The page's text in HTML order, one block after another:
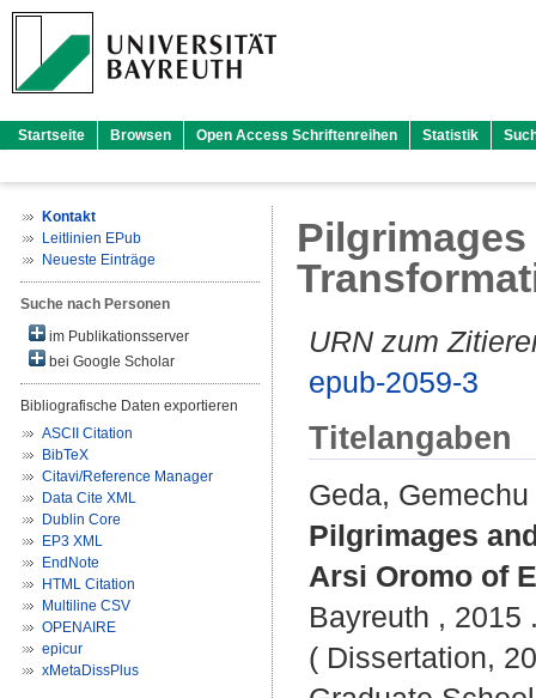
Startseite Browsen Open Access Schriftenreihen Statistik
Kontakt
Leitlinien EPub
Neueste Einträge
Suche nach Personen
im Publikationsserver
bei Google Scholar
Bibliografische Daten exportieren
ASCII Citation
BibTeX
Citavi/Reference Manager
Data Cite XML
Dublin Core
EP3 XML
EndNote
HTML Citation
Multiline CSV
OPENAIRE
epicur
xMetaDissPlus
URN zum
epub-2059-3
Titelangaben
Geda,
Pilgrimages
Arsi Oromo of
Bayreuth , 2015
( Dissertation,